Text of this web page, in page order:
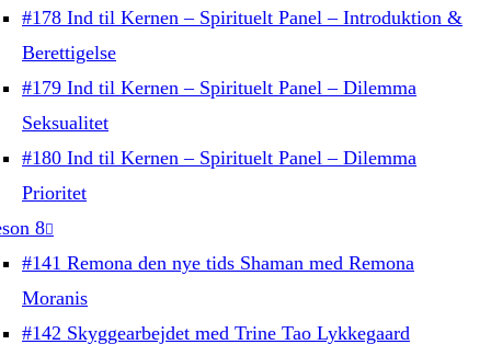
#178 Ind til Kernen – Spirituelt Panel – Introduktion &
Berettigelse
#179 Ind til Kernen – Spirituelt Panel – Dilemma
Seksualitet
#180 Ind til Kernen – Spirituelt Panel – Dilemma
Prioritet
8
#141 Remona den nye tids Shaman med Remona
Moranis
#142 Skyggearbejdet med Trine Tao Lykkegaard